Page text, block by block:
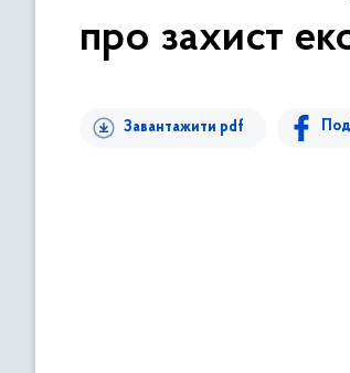
про захист
Завантажити pdf